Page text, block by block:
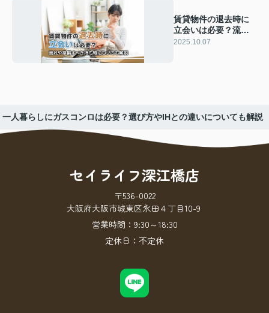
賃貸物件の退去時に
立会いは必要？流れ
や準備すべき持ち物
2025.10.07
一人暮らしにガスコンロは必要？選び方やIHとの違いについても解説
セイライフ深江橋店
〒536-0022
大阪府大阪市城東区永田４丁目10-9
営業時間： 9:30～18:30
定休日： 不定休